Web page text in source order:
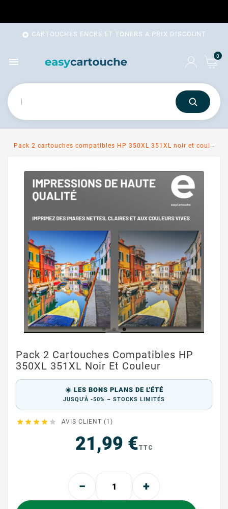
 CARTOUCHES ENCRE ET TONERS A PRIX DISCOUNT
 0
Pack 2 cartouches compatibles HP 350XL 351XL noir et couleur
Pack 2 Cartouches Compatibles HP
350XL 351XL Noir Et Couleur
☀️ LES BONS PLANS DE L'ÉTÉ
JUSQU'À -50% – STOCKS LIMITÉS
     AVIS CLIENT (1)
21,99 €TTC